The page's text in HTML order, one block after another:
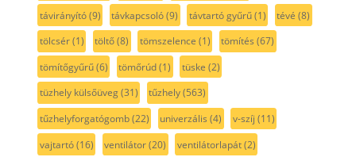
távirányító(9) távkapcsoló(9) távtartó gyűrű(1) tévé (8)
tölcsér(1) töltő(8) tömszelence (1) tömítés (67)
tömítőgyűrű(6) tömőrúd(1) tüske (2)
tüzhely külsőüveg(31) tűzhely(563)
tűzhelyforgatógomb(22) univerzális (4) v-szíj (11)
vajtartó(16) ventilátor(20) ventilátorlapát(2)